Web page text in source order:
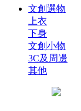
文創選物
上衣
下身
文創小物
3C及周邊
其他